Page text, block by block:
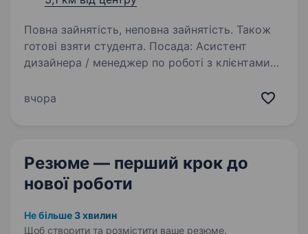
Повна зайнятість, неповна зайнятість. Також
готові взяти студента. Посада: Асистент
дизайнера / менеджер по роботі з клієнтами
Зайнятість: Повна або часткова Опис вакансії:
вчора
Резюме — перший крок до
нової роботи
Не більше 3 хвилин
Щоб створити та розмістити ваше резюме.